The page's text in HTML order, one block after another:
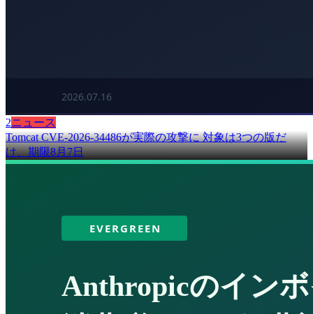
2ニュース
Tomcat CVE-2026-34486が実際の攻撃に 対象は3つの版だ
け、期限8月7日